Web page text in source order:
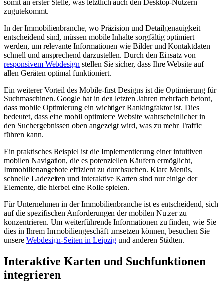
somit an erster Stelle, was letztlich auch den Desktop-Nutzern
zugutekommt.
In der Immobilienbranche, wo Präzision und Detailgenauigkeit
entscheidend sind, müssen mobile Inhalte sorgfältig optimiert
werden, um relevante Informationen wie Bilder und Kontaktdaten
schnell und ansprechend darzustellen. Durch den Einsatz von
responsivem Webdesign stellen Sie sicher, dass Ihre Website auf
allen Geräten optimal funktioniert.
Ein weiterer Vorteil des Mobile-first Designs ist die Optimierung für
Suchmaschinen. Google hat in den letzten Jahren mehrfach betont,
dass mobile Optimierung ein wichtiger Rankingfaktor ist. Dies
bedeutet, dass eine mobil optimierte Website wahrscheinlicher in
den Suchergebnissen oben angezeigt wird, was zu mehr Traffic
führen kann.
Ein praktisches Beispiel ist die Implementierung einer intuitiven
mobilen Navigation, die es potenziellen Käufern ermöglicht,
Immobilienangebote effizient zu durchsuchen. Klare Menüs,
schnelle Ladezeiten und interaktive Karten sind nur einige der
Elemente, die hierbei eine Rolle spielen.
Für Unternehmen in der Immobilienbranche ist es entscheidend, sich
auf die spezifischen Anforderungen der mobilen Nutzer zu
konzentrieren. Um weiterführende Informationen zu finden, wie Sie
dies in Ihrem Immobiliengeschäft umsetzen können, besuchen Sie
unsere Webdesign-Seiten in Leipzig und anderen Städten.
Interaktive Karten und Suchfunktionen
integrieren